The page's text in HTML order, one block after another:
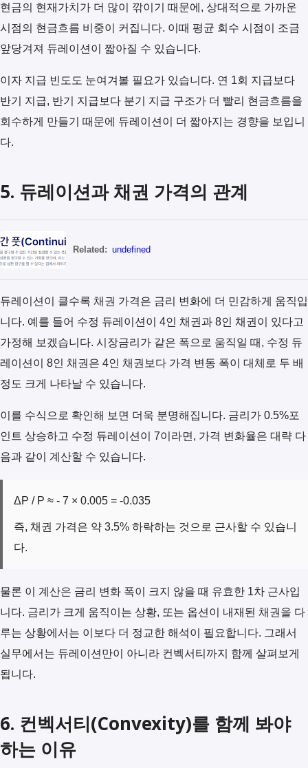
현금의 현재가치가 더 많이 깎이기 때문에, 상대적으로 가까운
시점의 현금흐름 비중이 커집니다. 이때 평균 회수 시점이 조금
앞당겨져 듀레이션이 짧아질 수 있습니다.
이자 지급 빈도도 눈여겨볼 필요가 있습니다. 연 1회 지급보다
반기 지급, 반기 지급보다 분기 지급 구조가 더 빨리 현금흐름을
회수하게 만들기 때문에 듀레이션이 더 짧아지는 경향을 보입니
다.
5. 듀레이션과 채권 가격의 관계
Related: undefined
듀레이션이 클수록 채권 가격은 금리 변화에 더 민감하게 움직입
니다. 예를 들어 수정 듀레이션이 4인 채권과 8인 채권이 있다고
가정해 보겠습니다. 시장금리가 같은 폭으로 움직일 때, 수정 듀
레이션이 8인 채권은 4인 채권보다 가격 변동 폭이 대체로 두 배
정도 크게 나타날 수 있습니다.
이를 수식으로 확인해 보면 더욱 분명해집니다. 금리가 0.5%포
인트 상승하고 수정 듀레이션이 7이라면, 가격 변화율은 대략 다
음과 같이 계산할 수 있습니다.
ΔP / P ≈ - 7 × 0.005 = -0.035
즉, 채권 가격은 약 3.5% 하락하는 것으로 근사할 수 있습니
다.
물론 이 계산은 금리 변화 폭이 크지 않을 때 유효한 1차 근사입
니다. 금리가 크게 움직이는 상황, 또는 옵션이 내재된 채권을 다
루는 상황에서는 이보다 더 정교한 해석이 필요합니다. 그래서
실무에서는 듀레이션만이 아니라 컨벡서티까지 함께 살펴보게
됩니다.
6. 컨벡서티(Convexity)를 함께 봐야
하는 이유